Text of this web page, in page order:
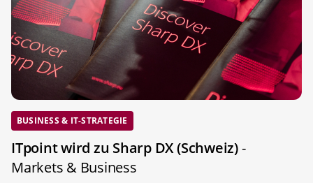
BUSINESS & IT-STRATEGIE
ITpoint wird zu Sharp DX (Schweiz)-
Markets & Business